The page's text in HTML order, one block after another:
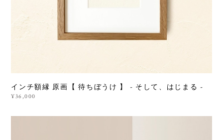
インチ額縁 原画【 待ちぼうけ 】 - そして、はじまる -
¥36,000